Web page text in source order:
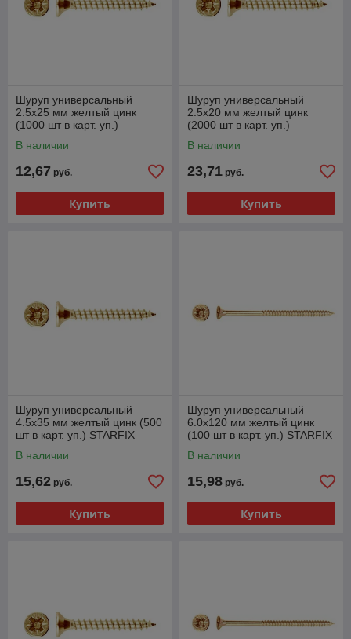
Шуруп универсальный
2.5х25 мм желтый цинк
(1000 шт в карт. уп.)
В наличии
12,67 руб.
Купить
Шуруп универсальный
2.5х20 мм желтый цинк
(2000 шт в карт. уп.)
В наличии
23,71 руб.
Купить
Шуруп универсальный
4.5х35 мм желтый цинк (500
шт в карт. уп.) STARFIX
В наличии
15,62 руб.
Купить
Шуруп универсальный
6.0х120 мм желтый цинк
(100 шт в карт. уп.) STARFIX
В наличии
15,98 руб.
Купить